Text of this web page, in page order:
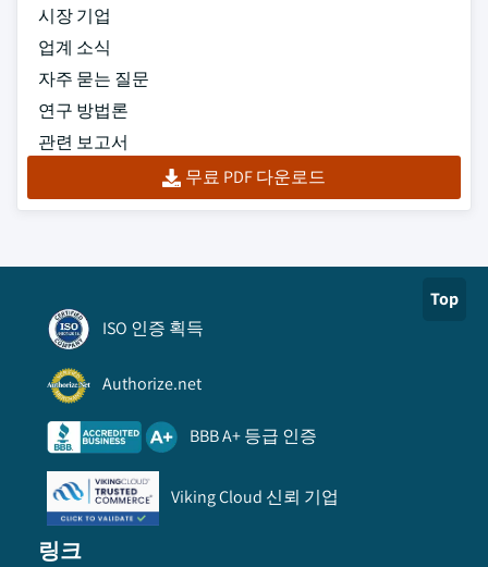
시장 기업
업계 소식
자주 묻는 질문
연구 방법론
관련 보고서
무료 PDF 다운로드
Top
ISO 인증 획득
Authorize.net
BBB A+ 등급 인증
Viking Cloud 신뢰 기업
링크